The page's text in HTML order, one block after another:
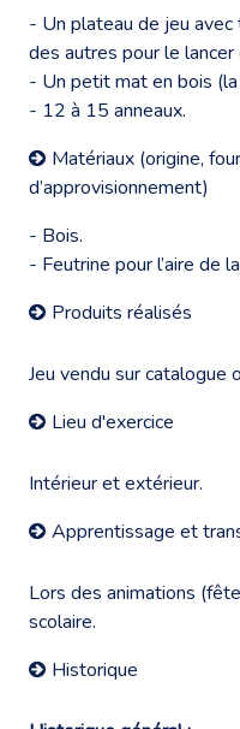
- Un plateau de jeu
des autres pour le lancer
- Un petit mat en bois
- 12 à 15 anneaux.
Matériaux (origine,
d’approvisionnement)
- Bois.
- Feutrine pour l’aire de
Produits réalisés
Jeu vendu sur catalogue
Lieu d'exercice
Intérieur et extérieur.
Apprentissage et
Lors des animations
scolaire.
Historique